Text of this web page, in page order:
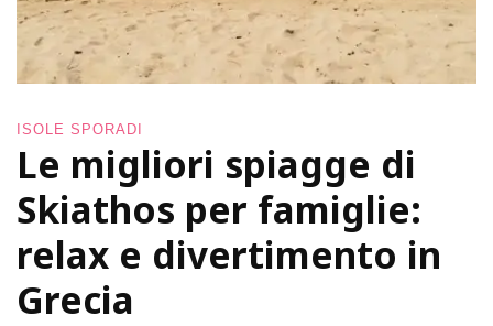
ISOLE SPORADI
Le migliori spiagge di
Skiathos per famiglie:
relax e divertimento in
Grecia